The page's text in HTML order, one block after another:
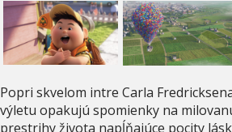
Popri skvelom intre Carla
výletu opakujú spomienky na
prestrihy života napĺňajúce pocity